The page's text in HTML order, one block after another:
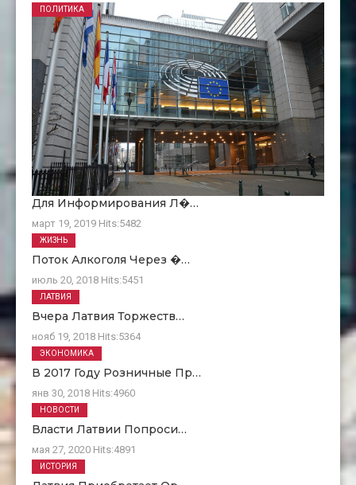
Для Информирования Л�…
март 19, 2019 Hits:5482
ПОЛИТИКА
Поток Алкоголя Через �…
июль 20, 2018 Hits:5451
ЖИЗНЬ
Вчера Латвия Торжеств…
нояб 19, 2018 Hits:5364
ЛАТВИЯ
В 2017 Году Розничные Пр…
янв 30, 2018 Hits:4960
ЭКОНОМИКА
Власти Латвии Попроси…
мая 27, 2020 Hits:4891
НОВОСТИ
ИСТОРИЯ